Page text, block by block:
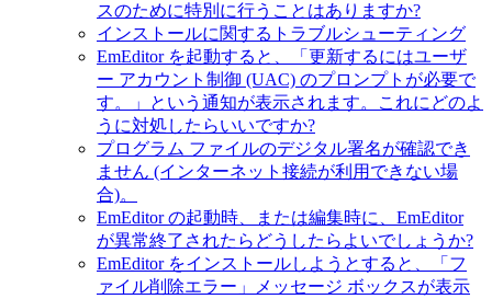
スのために特別に行うことはありますか?
インストールに関するトラブルシューティング
EmEditor を起動すると、「更新するにはユーザ
ー アカウント制御 (UAC) のプロンプトが必要で
す。」という通知が表示されます。これにどのよ
うに対処したらいいですか?
プログラム ファイルのデジタル署名が確認でき
ません (インターネット接続が利用できない場
合)。
EmEditor の起動時、または編集時に、EmEditor
が異常終了されたらどうしたらよいでしょうか?
EmEditor をインストールしようとすると、「フ
ァイル削除エラー」メッセージ ボックスが表示